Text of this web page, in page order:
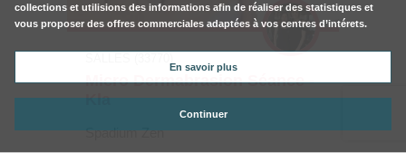
Micro Dermabrasion Séance -
Kla
Spadium Zen
collections et utilisions des informations afin de réaliser des statistiques et
vous proposer des offres commerciales adaptées à vos centres d’intérets.
En savoir plus
Continuer